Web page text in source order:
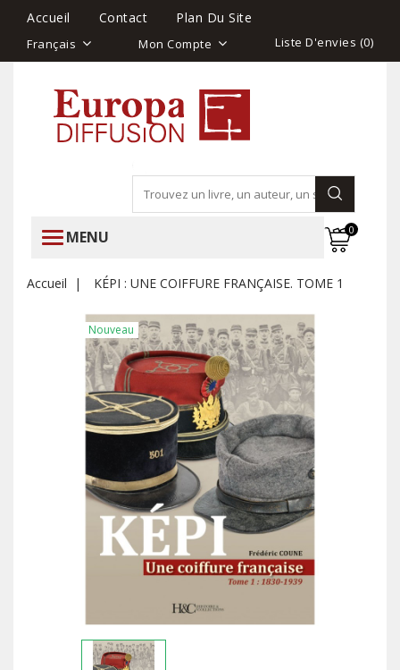
Accueil Contact Plan Du Site
Français Mon Compte Liste D'envies (0)
MENU 0
Accueil KÉPI : UNE COIFFURE FRANÇAISE. TOME 1
Nouveau